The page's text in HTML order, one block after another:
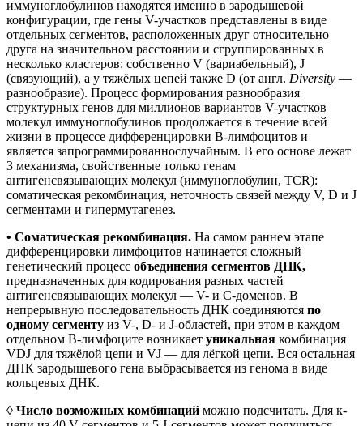
иммуноглобулинов находятся именно в зародышевой
конфигурации, где гены V-участков представлены в виде
отдельных сегментов, расположенных друг относительно
друга на значительном расстоянии и сгруппированных в
несколько кластеров: собственно V (вариабельный), J
(связующий), а у тяжёлых цепей также D (от англ. Diversity —
разнообразие). Процесс формирования разнообразия
структурных генов для миллионов вариантов V-участков
молекул иммуноглобулинов продолжается в течение всей
жизни в процессе дифференцировки B-лимфоцитов и
является запрограммированнослучайным. В его основе лежат
3 механизма, свойственные только генам
антигенсвязывающих молекул (иммуноглобулин, TCR):
соматическая рекомбинация, неточность связей между V, D и J
сегментами и гипермутагенез.
• Соматическая рекомбинация. На самом раннем этапе
дифференцировки лимфоцитов начинается сложный
генетический процесс объединения сегментов ДНК,
предназначенных для кодирования разных частей
антигенсвязывающих молекул — V- и C-доменов. В
непрерывную последовательность ДНК соединяются по
одному сегменту из V-, D- и J-областей, при этом в каждом
отдельном B-лимфоците возникает уникальная комбинация
VDJ для тяжёлой цепи и VJ — для лёгкой цепи. Вся остальная
ДНК зародышевого гена выбрасывается из генома в виде
кольцевых ДНК.
◊ Число возможных комбинаций можно подсчитать. Для к-